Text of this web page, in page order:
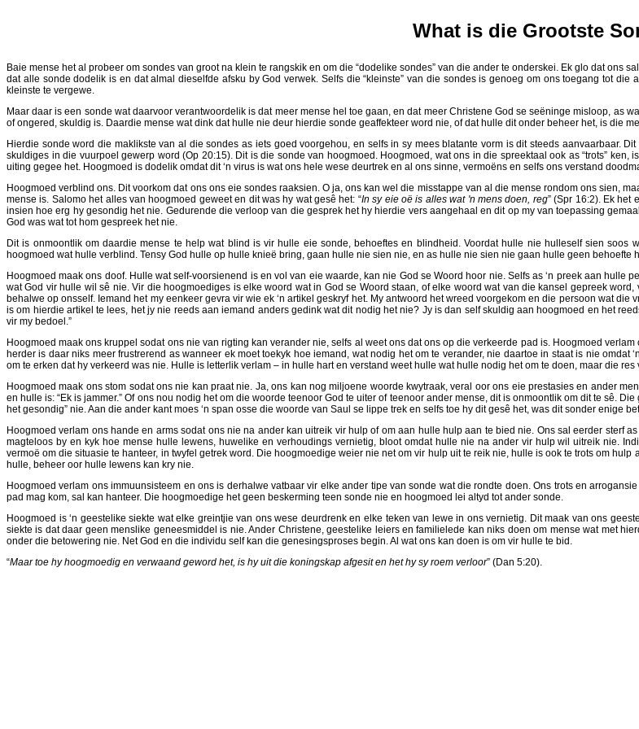
What is die Grootste
Baie mense het al probeer om sondes van groot na klein te rangskik en om die “dodelike sondes” van die ander te onderskei. Ek glo dat ons
dat alle sonde dodelik is en dat almal dieselfde afsku by God verwek. Selfs die “kleinste” van die sondes is genoeg om ons toegang tot
kleinste te vergewe.
Maar daar is een sonde wat daarvoor verantwoordelik is dat meer mense hel toe gaan, en dat meer Christene God se seëninge misloop, as
of ongered, skuldig is. Daardie mense wat dink dat hulle nie deur hierdie sonde geaffekteer word nie, of dat hulle dit onder beheer het, is die
Hierdie sonde word die maklikste van al die sondes as iets goed voorgehou, en selfs in sy mees blatante vorm is dit steeds aanvaarbaar.
skuldiges in die vuurpoel gewerp word (Op 20:15). Dit is die sonde van hoogmoed. Hoogmoed, wat ons in die spreektaal ook as “trots”
uiting gegee het. Hoogmoed is dodelik omdat dit ‘n virus is wat ons hele wese deurtrek en al ons sinne, vermoëns en selfs ons verstand
Hoogmoed verblind ons. Dit voorkom dat ons ons eie sondes raaksien. O ja, ons kan wel die misstappe van al die mense rondom ons sien,
mense is. Salomo het alles van hoogmoed geweet en dit was hy wat gesê het: “In sy eie oë is alles wat 'n mens doen, reg” (Spr 16:2). Ek het
insien hoe erg hy gesondig het nie. Gedurende die verloop van die gesprek het hy hierdie vers aangehaal en dit op my van toepassing
God was wat tot hom gespreek het nie.
Dit is onmoontlik om daardie mense te help wat blind is vir hulle eie sonde, behoeftes en blindheid. Voordat hulle nie hulleself sien
hoogmoed wat hulle verblind. Tensy God hulle op hulle knieë bring, gaan hulle nie sien nie, en as hulle nie sien nie gaan hulle geen behoefte
Hoogmoed maak ons doof. Hulle wat self-voorsienend is en vol van eie waarde, kan nie God se Woord hoor nie. Selfs as ‘n preek aan
wat God vir hulle wil sê nie. Vir die hoogmoediges is elke woord wat in God se Woord staan, of elke woord wat van die kansel gepreek
behalwe op onsself. Iemand het my eenkeer gevra vir wie ek ‘n artikel geskryf het. My antwoord het wreed voorgekom en die persoon wat
is om hierdie artikel te lees, het jy nie reeds aan iemand anders gedink wat dit nodig het nie? Jy is dan self skuldig aan hoogmoed en het
vir my bedoel.”
Hoogmoed maak ons kruppel sodat ons nie van rigting kan verander nie, selfs al weet ons dat ons op die verkeerde pad is. Hoogmoed
herder is daar niks meer frustrerend as wanneer ek moet toekyk hoe iemand, wat nodig het om te verander, nie daartoe in staat is nie
om te erken dat hy verkeerd was nie. Hulle is letterlik verlam – in hulle hart en verstand weet hulle wat hulle nodig het om te doen, maar die
Hoogmoed maak ons stom sodat ons nie kan praat nie. Ja, ons kan nog miljoene woorde kwytraak, veral oor ons eie prestasies en ander
en hulle is: “Ek is jammer.” Of ons nou nodig het om die woorde teenoor God te uiter of teenoor ander mense, dit is onmoontlik om dit te sê.
het gesondig” nie. Aan die ander kant moes ‘n span osse die woorde van Saul se lippe trek en selfs toe hy dit gesê het, was dit sonder enige
Hoogmoed verlam ons hande en arms sodat ons nie na ander kan uitreik vir hulp of om aan hulle hulp aan te bied nie. Ons sal eerder sterf
magteloos by en kyk hoe mense hulle lewens, huwelike en verhoudings vernietig, bloot omdat hulle nie na ander vir hulp wil uitreik nie.
vermoë om die situasie te hanteer, in twyfel getrek word. Die hoogmoedige weier nie net om vir hulp uit te reik nie, hulle is ook te trots om
hulle, beheer oor hulle lewens kan kry nie.
Hoogmoed verlam ons immuunsisteem en ons is derhalwe vatbaar vir elke ander tipe van sonde wat die rondte doen. Ons trots en
pad mag kom, sal kan hanteer. Die hoogmoedige het geen beskerming teen sonde nie en hoogmoed lei altyd tot ander sonde.
Hoogmoed is ‘n geestelike siekte wat elke greintjie van ons wese deurdrenk en elke teken van lewe in ons vernietig. Dit maak van ons
siekte is dat daar geen menslike geneesmiddel is nie. Ander Christene, geestelike leiers en familielede kan niks doen om mense wat met
onder die betowering nie. Net God en die individu self kan die genesingsproses begin. Al wat ons kan doen is om vir hulle te bid.
“Maar toe hy hoogmoedig en verwaand geword het, is hy uit die koningskap afgesit en het hy sy roem verloor” (Dan 5:20).